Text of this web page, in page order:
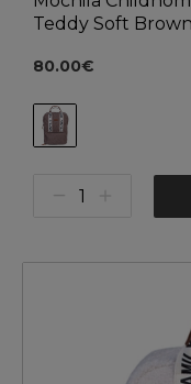
Teddy Soft Brown
80.00€